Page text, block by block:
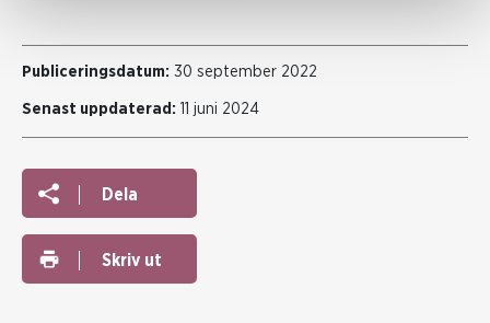
Publiceringsdatum: 30 september 2022
Senast uppdaterad: 11 juni 2024
Dela
Skriv ut